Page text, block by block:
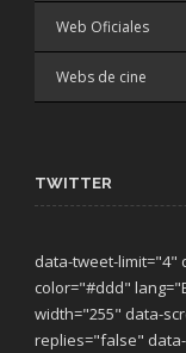
Web Oficiales
Webs de cine
TWITTER
data-tweet-limit="4"
color="#ddd"
width="255" data-
replies="false"